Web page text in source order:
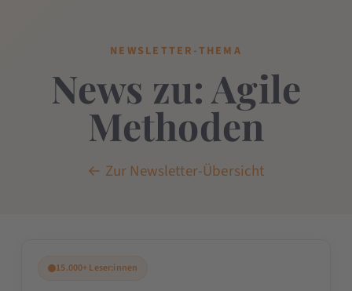
NEWSLETTER-THEMA
News zu: Agile
Methoden
← Zur Newsletter-Übersicht
15.000+ Leser:innen